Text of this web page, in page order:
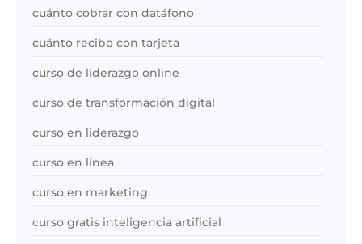
cuánto cobrar con datáfono
cuánto recibo con tarjeta
curso de liderazgo online
curso de transformación digital
curso en liderazgo
curso en línea
curso en marketing
curso gratis inteligencia artificial